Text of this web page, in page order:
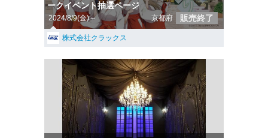
ークイベント抽選ページ
2024/8/9(金)～ 京都府 販売終了
株式会社クラックス